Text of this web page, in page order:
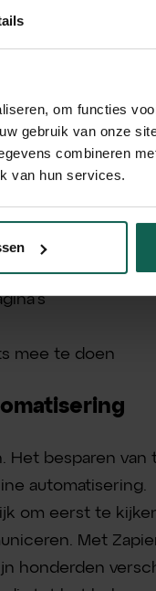
om functies
gebruik van onze
combineren
van hun services.
Google
mee te doen
Het besparen
automatisering.
eerst te kijken
Met
honderden